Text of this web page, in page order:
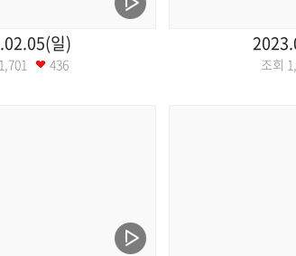
일)
1,701 436 조회